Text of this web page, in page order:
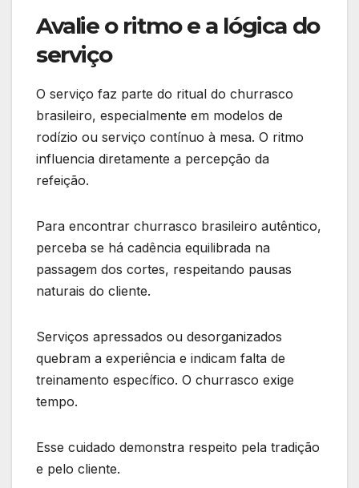
Avalie o ritmo e a lógica do
serviço
O serviço faz parte do ritual do churrasco
brasileiro, especialmente em modelos de
rodízio ou serviço contínuo à mesa. O ritmo
influencia diretamente a percepção da
refeição.
Para encontrar churrasco brasileiro autêntico,
perceba se há cadência equilibrada na
passagem dos cortes, respeitando pausas
naturais do cliente.
Serviços apressados ou desorganizados
quebram a experiência e indicam falta de
treinamento específico. O churrasco exige
tempo.
Esse cuidado demonstra respeito pela tradição
e pelo cliente.